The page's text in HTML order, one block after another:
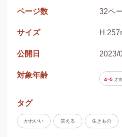
ページ数 32ペ
サイズ H
公開日 2023/
対象年齢
4~5 才
タグ
かわいい 笑える 生きもの